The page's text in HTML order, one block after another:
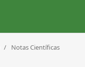
/ Notas Científicas